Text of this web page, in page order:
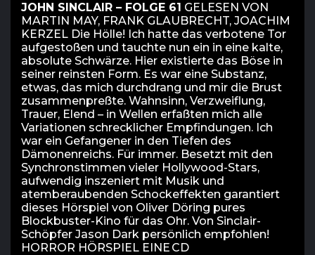
JOHN SINCLAIR – FOLGE 61 GELESEN VON
MARTIN MAY, FRANK GLAUBRECHT, JOACHIM
KERZEL Die Hölle! Ich hatte das verbotene Tor
aufgestoßen und tauchte nun ein in eine kalte,
absolute Schwärze. Hier existierte das Böse in
seiner reinsten Form. Es war eine Substanz,
etwas, das mich durchdrang und mir die Brust
zusammenpreßte. Wahnsinn, Verzweiflung,
Trauer, Elend – in Wellen erfaßten mich alle
Variationen schrecklicher Empfindungen. Ich
war ein Gefangener in den Tiefen des
Dämonenreichs. Für immer. Besetzt mit den
Synchronstimmen vieler Hollywood-Stars,
aufwendig inszeniert mit Musik und
atemberaubenden Schockeffekten garantiert
dieses Hörspiel von Oliver Döring pures
Blockbuster-Kino für das Ohr. Von Sinclair-
Schöpfer Jason Dark persönlich empfohlen!
HORROR HÖRSPIEL EINE CD